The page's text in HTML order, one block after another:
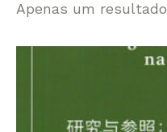
Apenas um resultado